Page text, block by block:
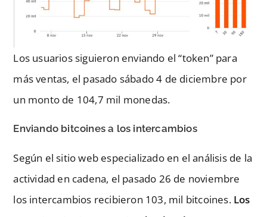
Los usuarios siguieron enviando el “token” para
más ventas, el pasado sábado 4 de diciembre por
un monto de 104,7 mil monedas.
Enviando bitcoines a los intercambios
Según el sitio web especializado en el análisis de la
actividad en cadena, el pasado 26 de noviembre
los intercambios recibieron 103, mil bitcoines. Los